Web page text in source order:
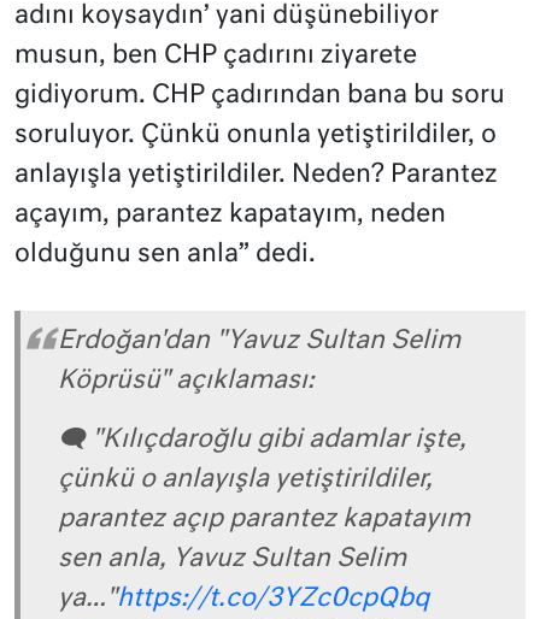
adını koysaydın’ yani düşünebiliyor
musun, ben CHP çadırını ziyarete
gidiyorum. CHP çadırından bana bu soru
soruluyor. Çünkü onunla yetiştirildiler, o
anlayışla yetiştirildiler. Neden? Parantez
açayım, parantez kapatayım, neden
olduğunu sen anla” dedi.
Erdoğan'dan "Yavuz Sultan Selim
Köprüsü" açıklaması:
🗨️ "Kılıçdaroğlu gibi adamlar işte,
çünkü o anlayışla yetiştirildiler,
parantez açıp parantez kapatayım
sen anla, Yavuz Sultan Selim
ya…"https://t.co/3YZc0cpQbq